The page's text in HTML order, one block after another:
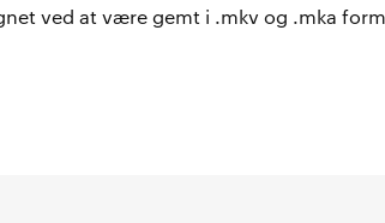
ved at være gemt i .mkv og .mka